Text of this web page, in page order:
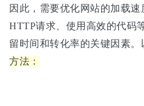
因此，需要优化网站的加载
HTTP请求、使用高效的代码
留时间和转化率的关键因素。
方法：